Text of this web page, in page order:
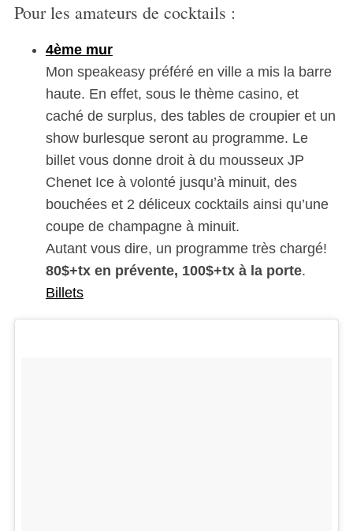
Pour les amateurs de cocktails :
4ème mur
Mon speakeasy préféré en ville a mis la barre
haute. En effet, sous le thème casino, et
caché de surplus, des tables de croupier et un
show burlesque seront au programme. Le
billet vous donne droit à du mousseux JP
Chenet Ice à volonté jusqu’à minuit, des
bouchées et 2 déliceux cocktails ainsi qu’une
coupe de champagne à minuit.
Autant vous dire, un programme très chargé!
80$+tx en prévente, 100$+tx à la porte.
Billets